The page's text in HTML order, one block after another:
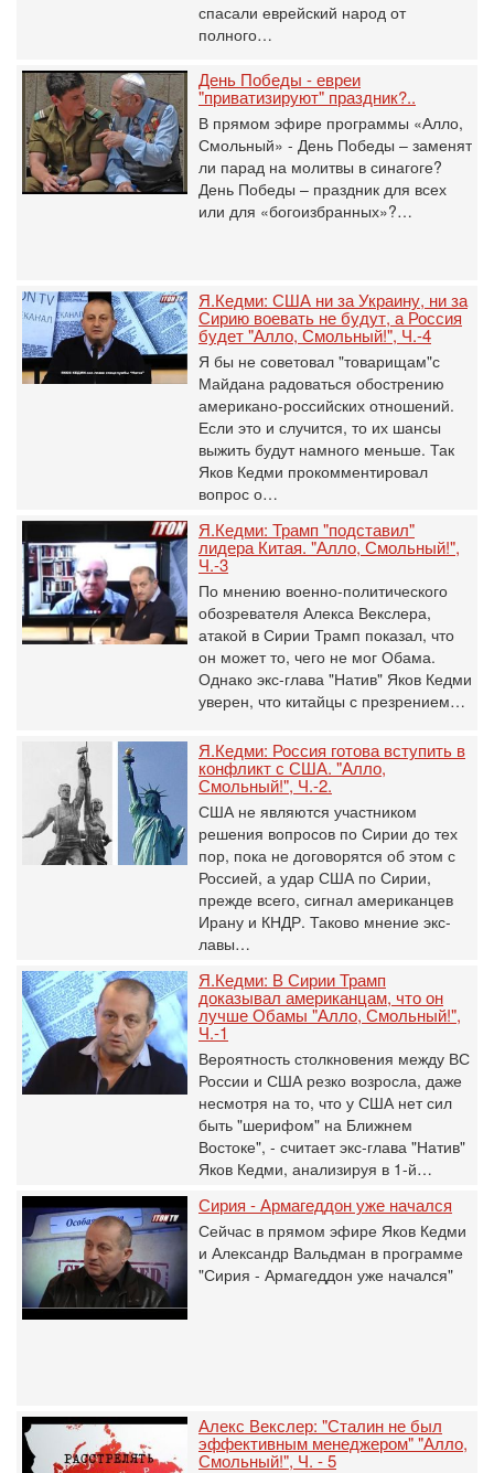
спасали еврейский народ от
полного…
День Победы - евреи
"приватизируют" праздник?..
В прямом эфире программы «Алло,
Смольный» - День Победы – заменят
ли парад на молитвы в синагоге?
День Победы – праздник для всех
или для «богоизбранных»?…
Я.Кедми: США ни за Украину, ни за
Сирию воевать не будут, а Россия
будет "Алло, Смольный!", Ч.-4
Я бы не советовал "товарищам"с
Майдана радоваться обострению
американо-российских отношений.
Если это и случится, то их шансы
выжить будут намного меньше. Так
Яков Кедми прокомментировал
вопрос о…
Я.Кедми: Трамп "подставил"
лидера Китая. "Алло, Смольный!",
Ч.-3
По мнению военно-политического
обозревателя Алекса Векслера,
атакой в Сирии Трамп показал, что
он может то, чего не мог Обама.
Однако экс-глава "Натив" Яков Кедми
уверен, что китайцы с презрением…
Я.Кедми: Россия готова вступить в
конфликт с США. "Алло,
Смольный!", Ч.-2.
США не являются участником
решения вопросов по Сирии до тех
пор, пока не договорятся об этом с
Россией, а удар США по Сирии,
прежде всего, сигнал американцев
Ирану и КНДР. Таково мнение экс-
лавы…
Я.Кедми: В Сирии Трамп
доказывал американцам, что он
лучше Обамы "Алло, Смольный!",
Ч.-1
Вероятность столкновения между ВС
России и США резко возросла, даже
несмотря на то, что у США нет сил
быть "шерифом" на Ближнем
Востоке", - считает экс-глава "Натив"
Яков Кедми, анализируя в 1-й…
Сирия - Армагеддон уже начался
Сейчас в прямом эфире Яков Кедми
и Александр Вальдман в программе
"Сирия - Армагеддон уже начался"
Алекс Векслер: "Сталин не был
эффективным менеджером" "Алло,
Смольный!", Ч. - 5